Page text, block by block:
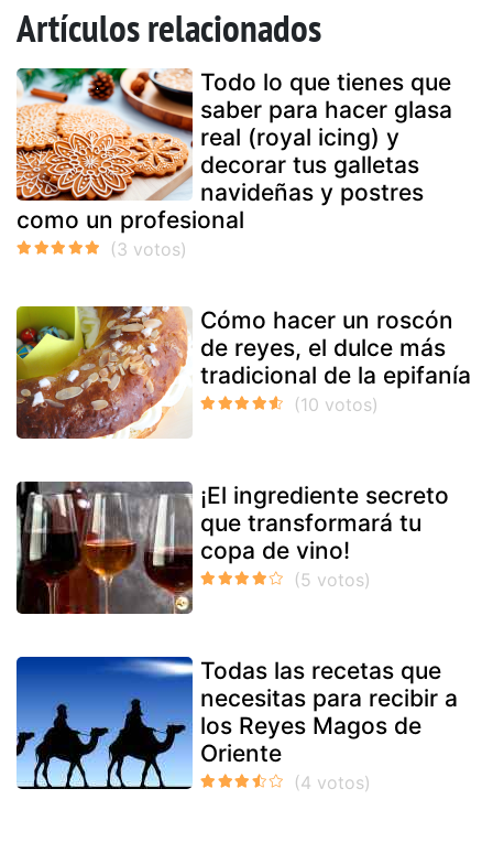
Artículos relacionados
Todo lo que tienes que
saber para hacer glasa
real (royal icing) y
decorar tus galletas
navideñas y postres
como un profesional
Cómo hacer un roscón
de reyes, el dulce más
tradicional de la epifanía
¡El ingrediente secreto
que transformará tu
copa de vino!
Todas las recetas que
necesitas para recibir a
los Reyes Magos de
Oriente